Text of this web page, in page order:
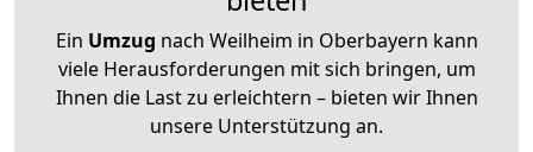
Ein Umzug nach Weilheim in Oberbayern kann
viele Herausforderungen mit sich bringen, um
Ihnen die Last zu erleichtern – bieten wir Ihnen
unsere Unterstützung an.